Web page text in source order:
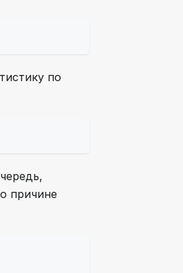
по
причине